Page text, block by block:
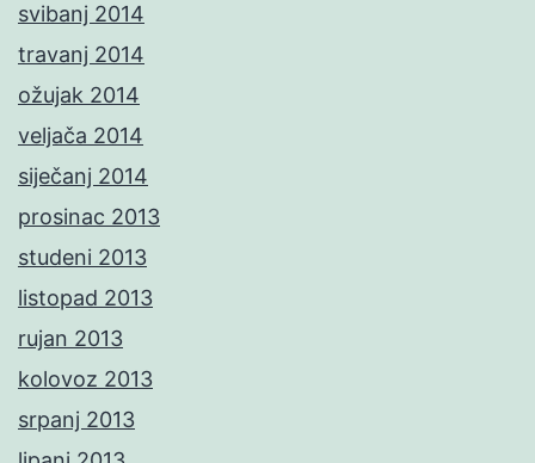
svibanj 2014
travanj 2014
ožujak 2014
veljača 2014
siječanj 2014
prosinac 2013
studeni 2013
listopad 2013
rujan 2013
kolovoz 2013
srpanj 2013